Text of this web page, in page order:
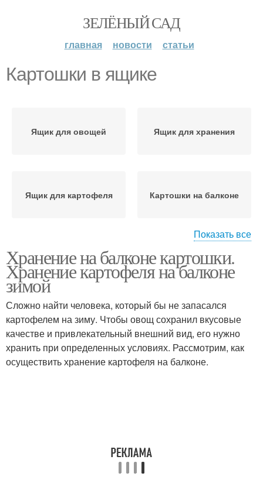
ЗЕЛЁНЫЙ САД
главная новости статьи
Картошки в ящике
Ящик для овощей Ящик для хранения
Ящик для картофеля Картошки на балконе
Ящик для картошки Самодельный ящик
Ларь под картошку Ящик в погреб
Показать все
Хранение на балконе картошки.
Хранение картофеля на балконе
зимой
Сложно найти человека, который бы не запасался
картофелем на зиму. Чтобы овощ сохранил вкусовые
качестве и привлекательный внешний вид, его нужно
хранить при определенных условиях. Рассмотрим, как
осуществить хранение картофеля на балконе.